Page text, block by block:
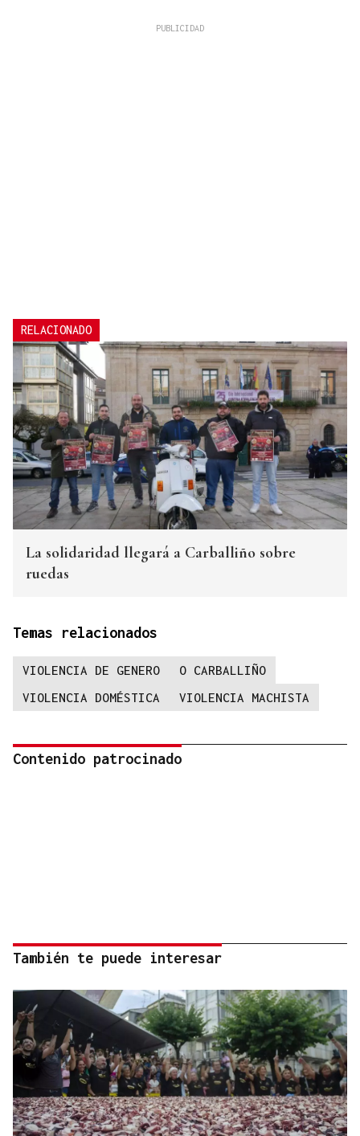
RELACIONADO
La solidaridad llegará a Carballiño sobre
ruedas
Temas relacionados
VIOLENCIA DE GENERO
O CARBALLIÑO
VIOLENCIA DOMÉSTICA
VIOLENCIA MACHISTA
Contenido patrocinado
También te puede interesar